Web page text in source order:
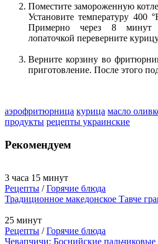
Поместите замороженную
Установите температуру 400
Примерно через 8 минут
лопаточкой переверните
Верните корзину во
приготовление. После этого
аэрофритюрница курица масло
продукты рецепты украинские
Рекомендуем
3 часа 15 минут
Рецепты /Горячие блюда
Традиционное македонское Тавче
25 минут
Рецепты /Горячие блюда
Чевапчичи: Боснийские пальчиковые